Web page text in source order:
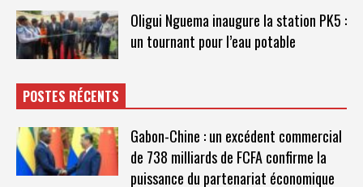
Oligui Nguema inaugure la station PK5 :
un tournant pour l’eau potable
POSTES RÉCENTS
Gabon-Chine : un excédent commercial
de 738 milliards de FCFA confirme la
puissance du partenariat économique